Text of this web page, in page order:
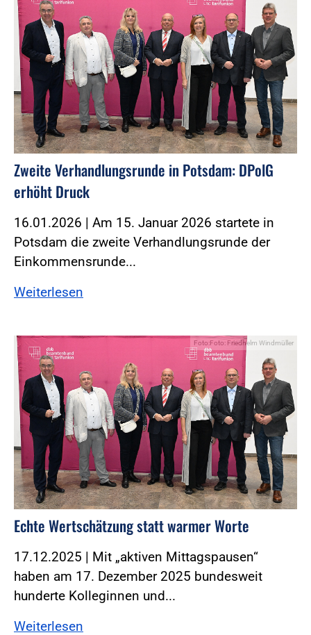
Zweite Verhandlungsrunde in Potsdam: DPolG
erhöht Druck
16.01.2026 | Am 15. Januar 2026 startete in
Potsdam die zweite Verhandlungsrunde der
Einkommensrunde...
Weiterlesen
Foto:Foto: Friedhelm Windmüller
Echte Wertschätzung statt warmer Worte
17.12.2025 | Mit „aktiven Mittagspausen“
haben am 17. Dezember 2025 bundesweit
hunderte Kolleginnen und...
Weiterlesen